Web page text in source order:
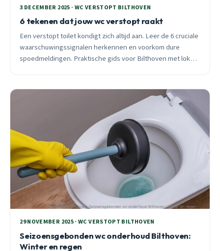
3 DECEMBER 2025 · WC VERSTOPT BILTHOVEN
6 tekenen dat jouw wc verstopt raakt
Een verstopt toilet kondigt zich altijd aan. Leer de 6 cruciale
waarschuwingssignalen herkennen en voorkom dure
spoedmeldingen. Praktische gids voor Bilthoven met lokale
29 NOVEMBER 2025 · WC VERSTOPT BILTHOVEN
Seizoensgebonden wc onderhoud Bilthoven:
Winter en regen